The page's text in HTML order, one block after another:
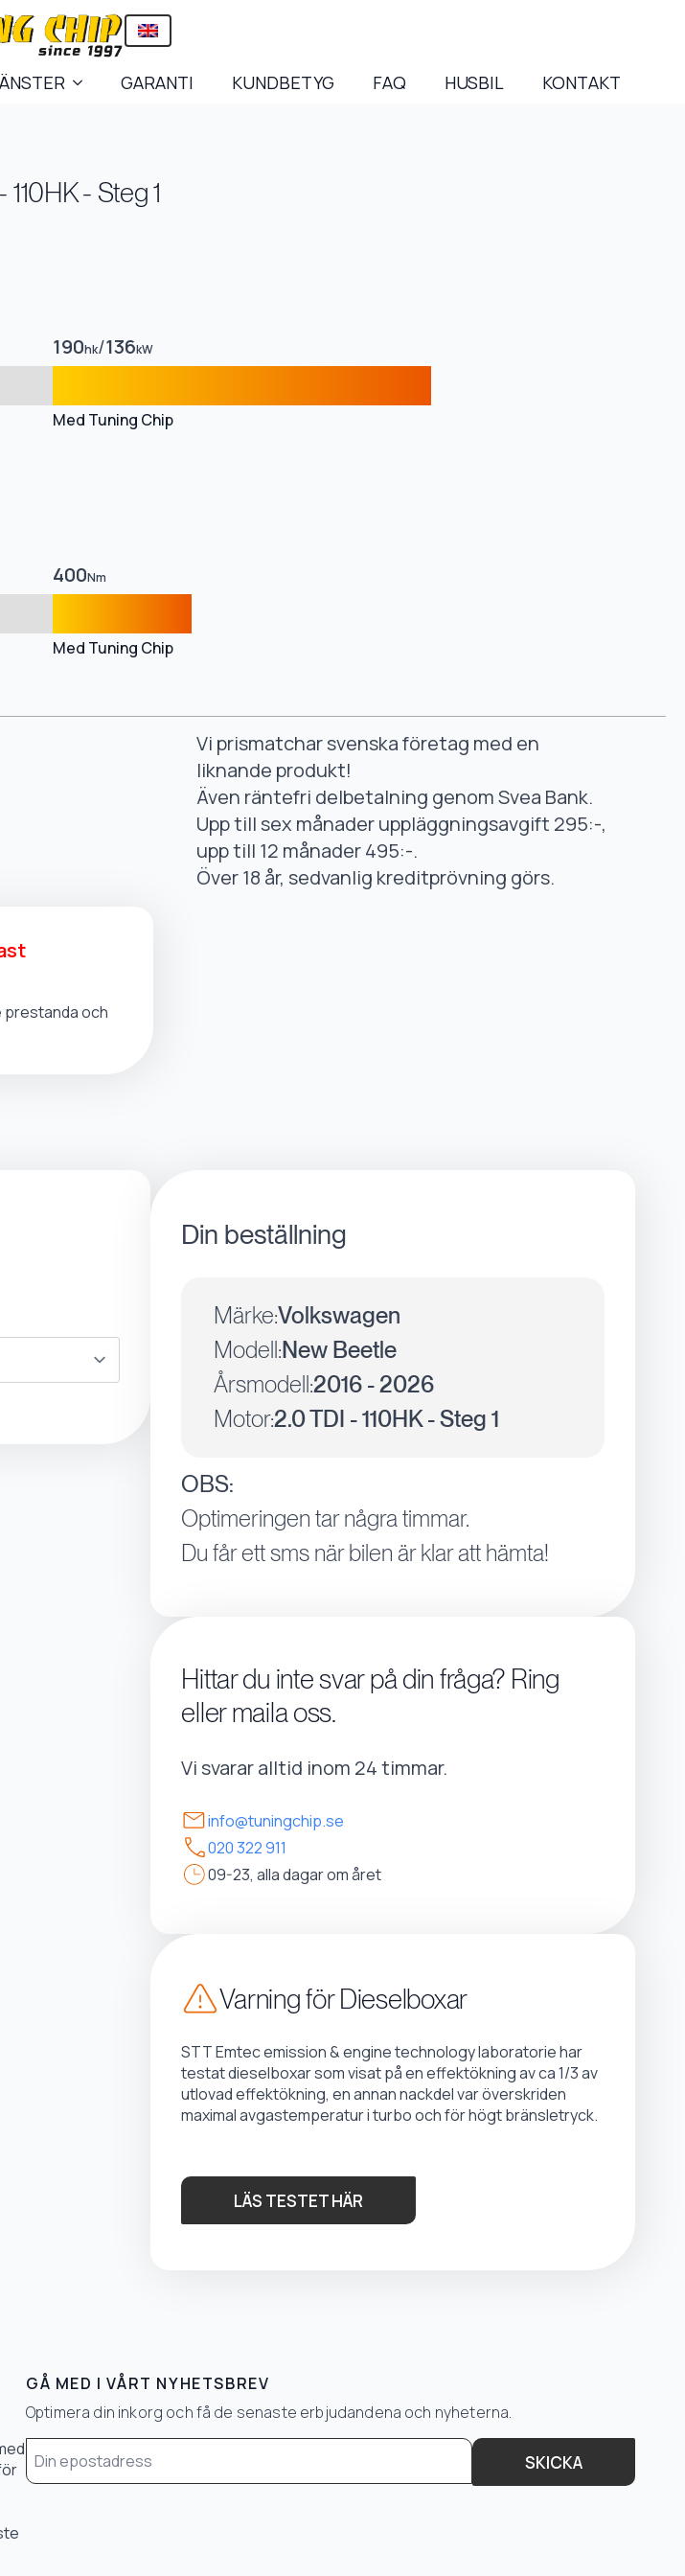
GARANTI KUNDBETYG FAQ HUSBIL KONTAKT
110HK - Steg 1
190hk/136kW
Med Tuning Chip
400Nm
Med Tuning Chip
Vi prismatchar svenska företag med en
liknande produkt!
Även räntefri delbetalning genom Svea Bank.
Upp till sex månader uppläggningsavgift 295:-,
upp till 12 månader 495:-.
Över 18 år, sedvanlig kreditprövning görs.
prestanda och
Din beställning
Märke:Volkswagen
Modell:New Beetle
Årsmodell:2016 - 2026
Motor:2.0 TDI - 110HK - Steg 1
OBS:
Optimeringen tar några timmar.
Du får ett sms när bilen är klar att hämta!
Hittar du inte svar på din fråga? Ring
eller maila oss.
Vi svarar alltid inom 24 timmar.
info@tuningchip.se
020 322 911
09-23, alla dagar om året
Varning för Dieselboxar
STT Emtec emission & engine technology laboratorie har
testat dieselboxar som visat på en effektökning av ca 1/3 av
utlovad effektökning, en annan nackdel var överskriden
maximal avgastemperatur i turbo och för högt bränsletryck.
LÄS TESTET HÄR
GÅ MED I VÅRT NYHETSBREV
Optimera din inkorg och få de senaste erbjudandena och nyheterna.
Email
* SKICKA